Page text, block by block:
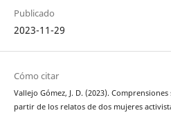
Publicado
2023-11-29
Cómo citar
Vallejo Gómez, J. D. (2023).
partir de los relatos de dos mujeres